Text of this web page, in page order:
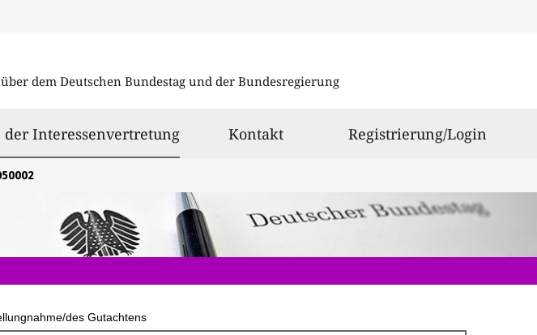
dem Deutschen Bundestag und der Bundesregierung
Interessenvertretungausgewählt
Kontakt Registrierung/Login
des Gutachtens